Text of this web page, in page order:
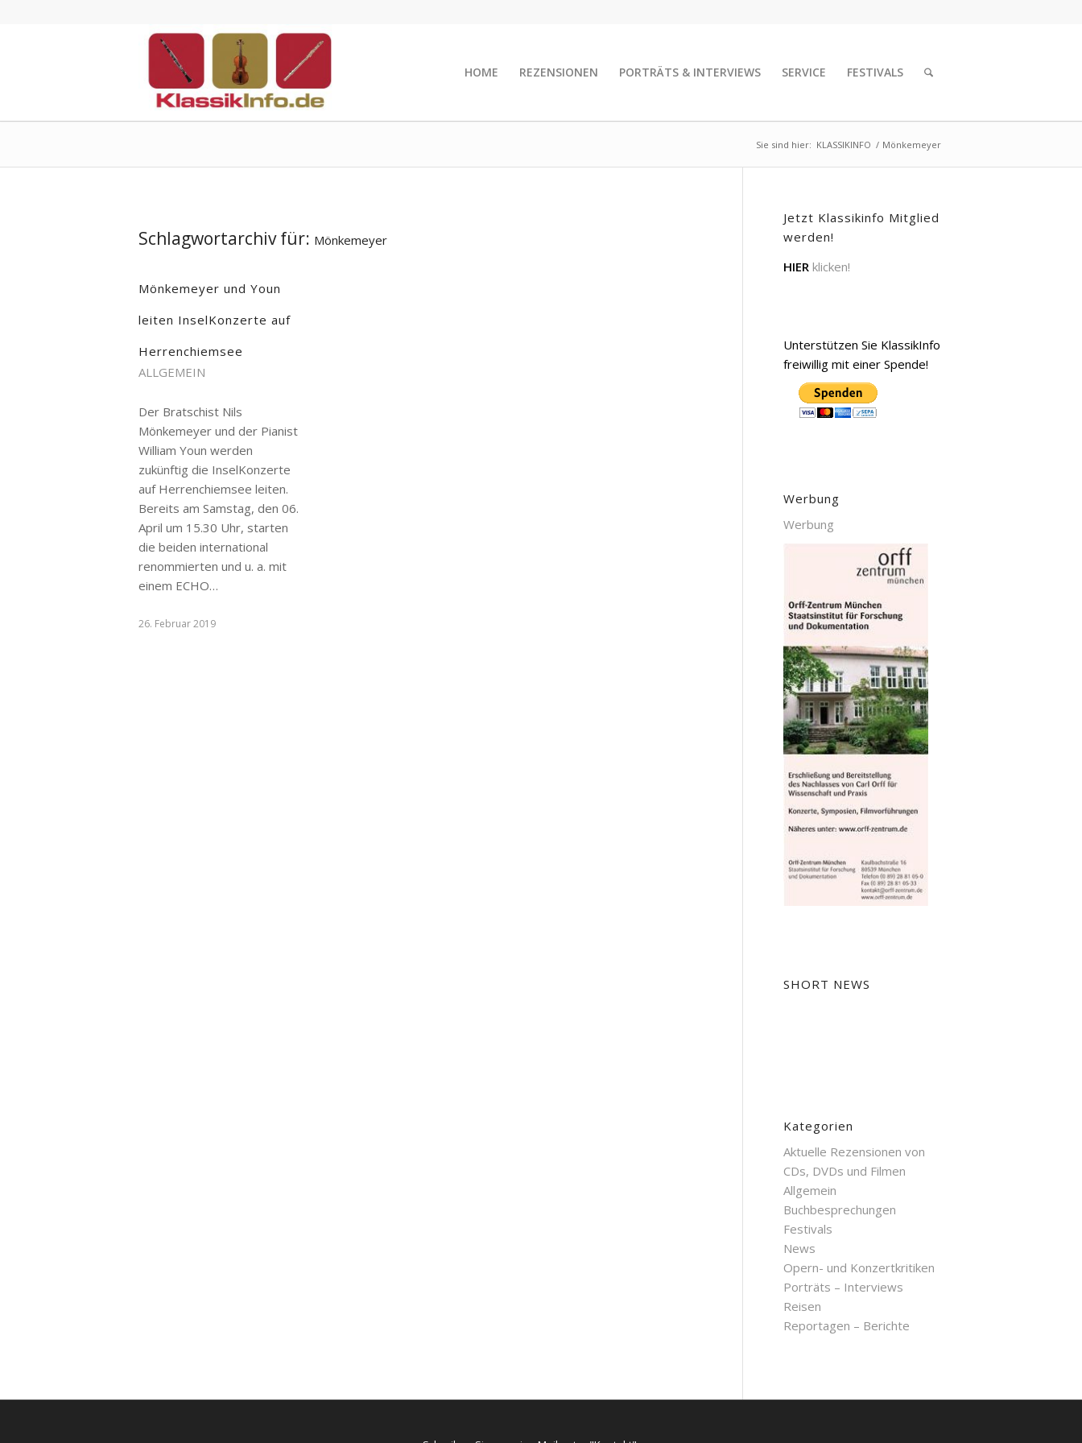
HOME REZENSIONEN PORTRÄTS & INTERVIEWS SERVICE FESTIVALS
Sie sind hier: KLASSIKINFO / Mönkemeyer
Schlagwortarchiv für: Mönkemeyer
Mönkemeyer und Youn
leiten InselKonzerte auf
Herrenchiemsee
ALLGEMEIN
Der Bratschist Nils
Mönkemeyer und der Pianist
William Youn werden
zukünftig die InselKonzerte
auf Herrenchiemsee leiten.
Bereits am Samstag, den 06.
April um 15.30 Uhr, starten
die beiden international
renommierten und u. a. mit
einem ECHO…
26. Februar 2019
Jetzt Klassikinfo Mitglied
werden!
HIER klicken!
Unterstützen Sie KlassikInfo
freiwillig mit einer Spende!
Werbung
Werbung
SHORT NEWS
Kategorien
Aktuelle Rezensionen von
CDs, DVDs und Filmen
Allgemein
Buchbesprechungen
Festivals
News
Opern- und Konzertkritiken
Porträts – Interviews
Reisen
Reportagen – Berichte